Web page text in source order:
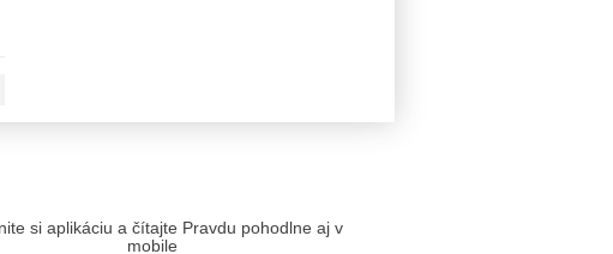
si aplikáciu a čítajte Pravdu pohodlne aj v
mobile